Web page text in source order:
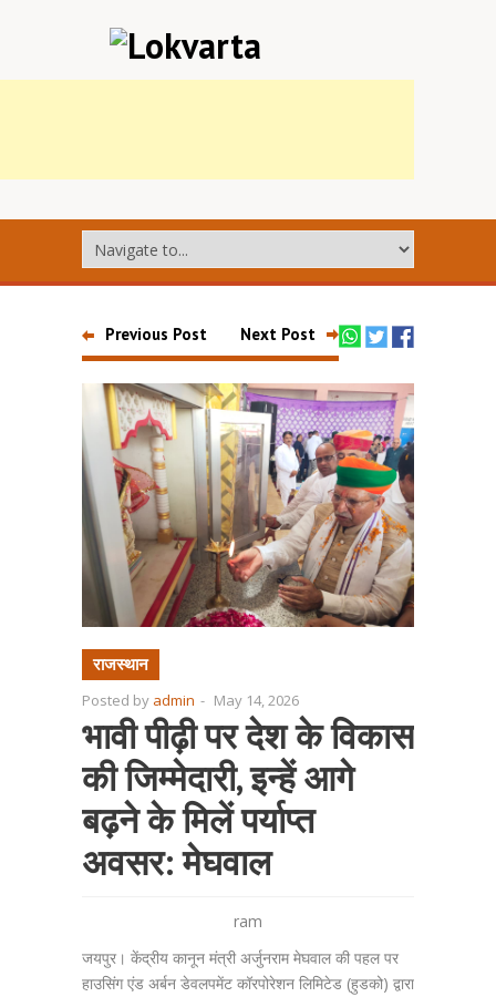
Previous Post Next Post
राजस्थान
Posted by admin - May 14, 2026
भावी पीढ़ी पर देश के विकास
की जिम्मेदारी, इन्हें आगे
बढ़ने के मिलें पर्याप्त
अवसर: मेघवाल
ram
जयपुर। केंद्रीय कानून मंत्री अर्जुनराम मेघवाल की पहल पर
हाउसिंग एंड अर्बन डेवलपमेंट कॉरपोरेशन लिमिटेड (हुडको) द्वारा